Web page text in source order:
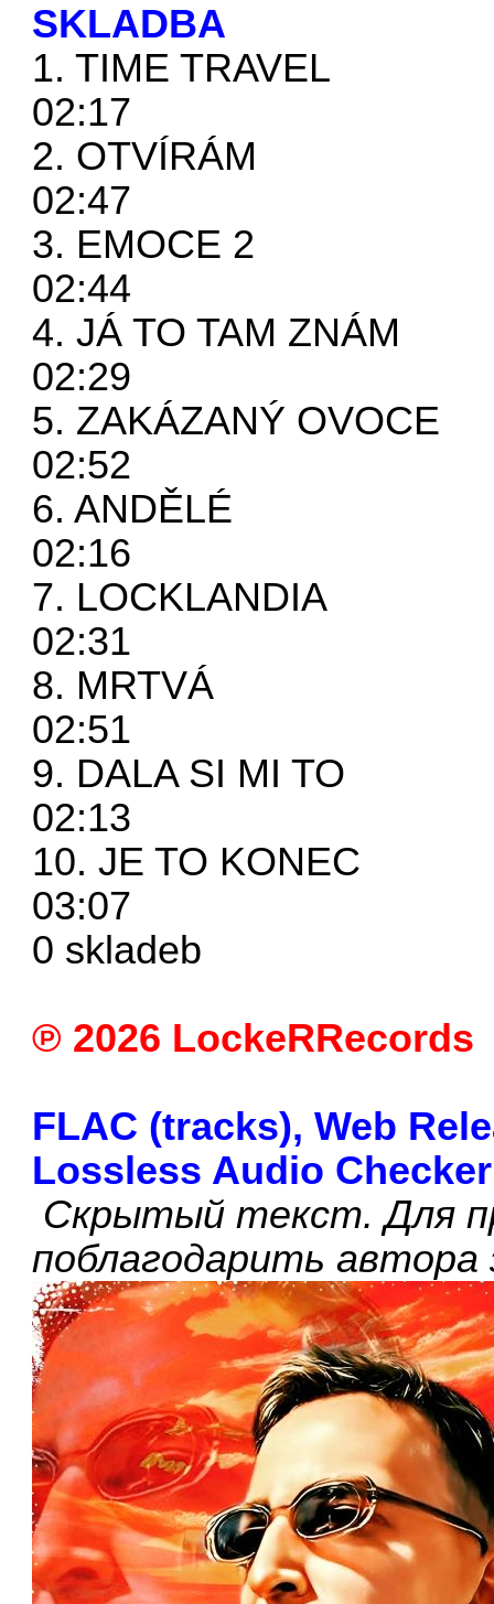
SKLADBA
1. TIME TRAVEL
02:17
2. OTVÍRÁM
02:47
3. EMOCE 2
02:44
4. JÁ TO TAM ZNÁM
02:29
5. ZAKÁZANÝ OVOCE
02:52
6. ANDĚLÉ
02:16
7. LOCKLANDIA
02:31
8. MRTVÁ
02:51
9. DALA SI MI TO
02:13
10. JE TO KONEC
03:07
0 skladeb
℗ 2026 LockeRRecords
FLAC (tracks), Web
Lossless Audio
Скрытый текст. Для
поблагодарить